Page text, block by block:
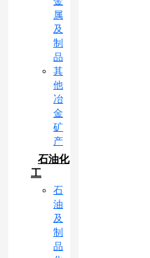
属
及
制
品
其
他
冶
金
矿
产
石油化
工
石
油
及
制
品